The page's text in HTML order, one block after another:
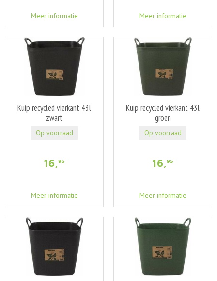
Meer informatie Meer informatie
Kuip recycled vierkant 43l
zwart
16,95
Meer informatie
Op voorraad
Kuip recycled vierkant 43l
groen
16,95
Meer informatie
Op voorraad